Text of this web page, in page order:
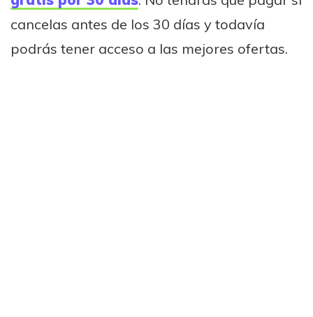
cancelas antes de los 30 días y todavía
podrás tener acceso a las mejores ofertas.